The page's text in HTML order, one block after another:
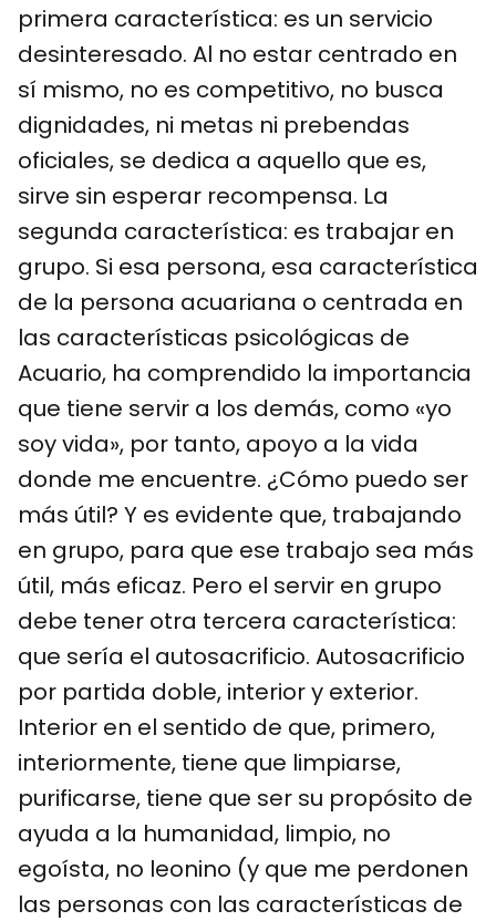
primera característica: es un servicio
desinteresado. Al no estar centrado en
sí mismo, no es competitivo, no busca
dignidades, ni metas ni prebendas
oficiales, se dedica a aquello que es,
sirve sin esperar recompensa. La
segunda característica: es trabajar en
grupo. Si esa persona, esa característica
de la persona acuariana o centrada en
las características psicológicas de
Acuario, ha comprendido la importancia
que tiene servir a los demás, como «yo
soy vida», por tanto, apoyo a la vida
donde me encuentre. ¿Cómo puedo ser
más útil? Y es evidente que, trabajando
en grupo, para que ese trabajo sea más
útil, más eficaz. Pero el servir en grupo
debe tener otra tercera característica:
que sería el autosacrificio. Autosacrificio
por partida doble, interior y exterior.
Interior en el sentido de que, primero,
interiormente, tiene que limpiarse,
purificarse, tiene que ser su propósito de
ayuda a la humanidad, limpio, no
egoísta, no leonino (y que me perdonen
las personas con las características de